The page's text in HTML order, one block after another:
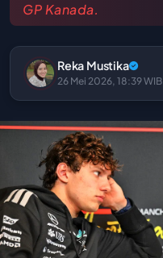
GP Kanada.
Reka Mustika
26 Mei 2026, 18:39 WIB